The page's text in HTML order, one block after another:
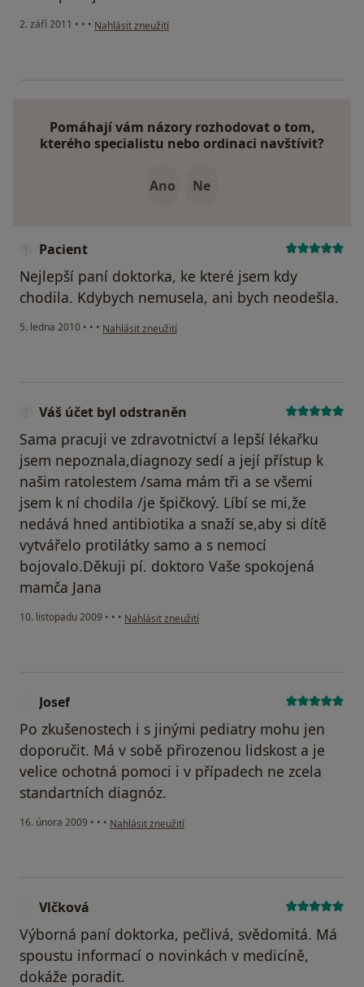
2. září 2011 • • • podle názoru uživatele Pacient
Nahlásit zneužití
Pomáhají vám názory rozhodovat o tom,
kterého specialistu nebo ordinaci navštívit?
Ano Ne
Pacient
Nejlepší paní doktorka, ke které jsem kdy
chodila. Kdybych nemusela, ani bych neodešla.
5. ledna 2010 • • • podle názoru uživatele Pacient
Nahlásit zneužití
Váš účet byl odstraněn
Sama pracuji ve zdravotnictví a lepší lékařku
jsem nepoznala,diagnozy sedí a její přístup k
našim ratolestem /sama mám tři a se všemi
jsem k ní chodila /je špičkový. Líbí se mi,že
nedává hned antibiotika a snaží se,aby si dítě
vytvářelo protilátky samo a s nemocí
bojovalo.Děkuji pí. doktoro Vaše spokojená
mamča Jana
10. listopadu 2009 • • • podle názoru uživatele Váš účet byl odstraněn
Nahlásit zneužití
Josef
Po zkušenostech i s jinými pediatry mohu jen
doporučit. Má v sobě přirozenou lidskost a je
velice ochotná pomoci i v případech ne zcela
standartních diagnóz.
16. února 2009 • • • podle názoru uživatele Josef
Nahlásit zneužití
Vlčková
Výborná paní doktorka, pečlivá, svědomitá. Má
spoustu informací o novinkách v medicíně,
dokáže poradit.